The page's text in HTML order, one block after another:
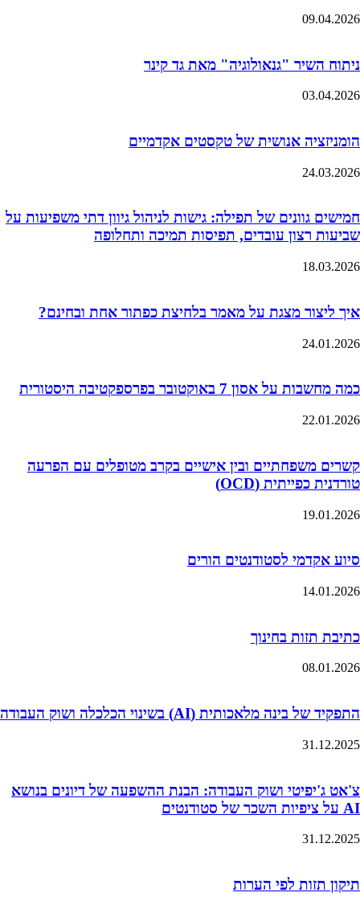
09.04.2026
ניתוח השיר "גנאולוגיה" מאת גד קינר
03.04.2026
הומניזציה אנושית של טקסטים אקדמיים
24.03.2026
חמישים גוונים של תפילה: גישות לניהול גיוון דתי משפיעות על
שביעות רצון עובדים, תפיסות תמיכה ותחלופה
18.03.2026
איך ליצור מצגת על מאמר בלחיצת כפתור אחת ובחינם?
24.01.2026
כמה מחשבות על אסון 7 באוקטובר בפרספקטיבה היסטורית
22.01.2026
קשרים משפחתיים ובין אישיים בקרב מטופלים עם הפרעה
טורדנית כפייתית (OCD)
19.01.2026
סיוע אקדמי לסטודנטים הורים
14.01.2026
כתיבת תזות בחינוך
08.01.2026
התפקיד של בינה מלאכותית (AI) בשינוי הכלכלה ושוק העבודה
31.12.2025
צ'אט ג'יפיטי ושוק העבודה: הבנת ההשפעה של דיונים בנושא
AI על ציפיות השכר של סטודנטים
31.12.2025
תיקון תזות לפי הערות